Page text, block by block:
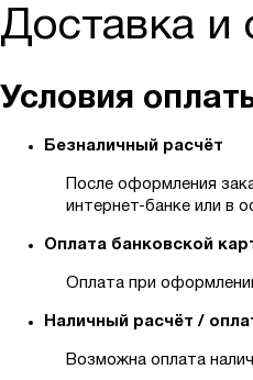
Доставка и
Условия
Безналичный расчёт
После оформления
интернет-банке или в
Оплата банковской
Оплата при
Наличный расчёт /
Возможна оплата